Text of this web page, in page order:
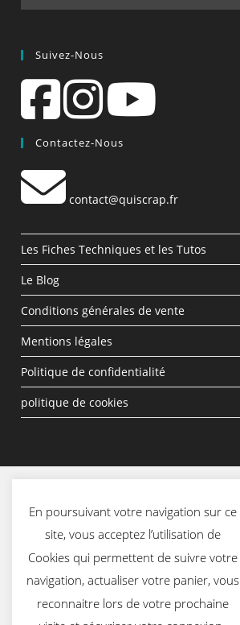
Suivez-Nous
Contactez-Nous
contact@quiscrap.fr
Les Fiches Techniques et les Tutos
Le Blog
Conditions générales de vente
Mentions légales
Politique de confidentialité
politique de cookies
En poursuivant votre navigation sur ce
site, vous acceptez l’utilisation de
Cookies qui permettent de suivre votre
navigation, actualiser votre panier, vous
reconnaitre lors de votre prochaine